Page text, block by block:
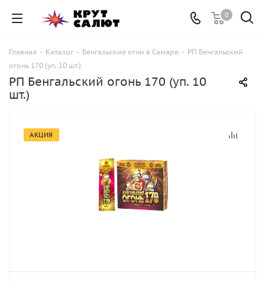
0
Главная - Каталог - Бенгальские огни в Самаре - РП Бенгальский
огонь 170 (уп. 10 шт.)
РП Бенгальский огонь 170 (уп. 10
шт.)
АКЦИЯ